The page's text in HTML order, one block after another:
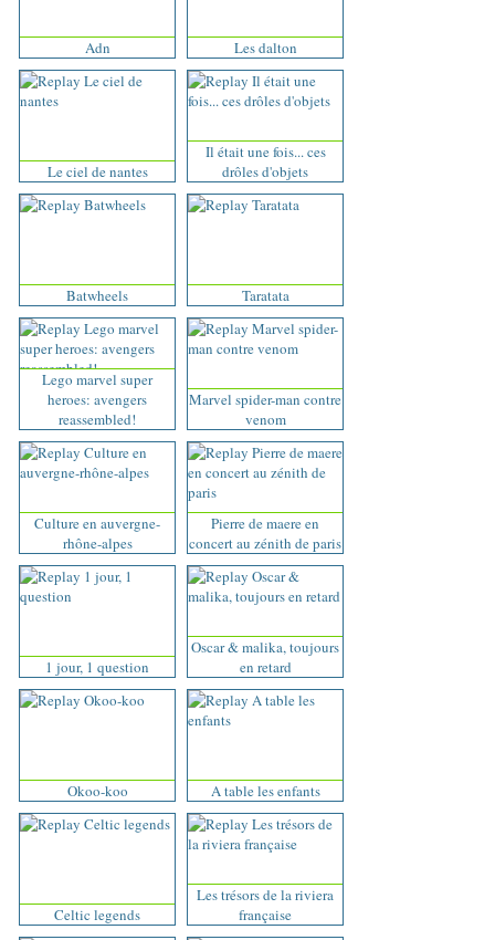
Adn Les dalton
Le ciel de nantes
Il était une fois... ces
drôles d'objets
Batwheels Taratata
Lego marvel super
heroes: avengers
reassembled!
Marvel spider-man contre
venom
Culture en auvergne-
rhône-alpes
Pierre de maere en
concert au zénith de paris
1 jour, 1 question
Oscar & malika, toujours
en retard
Okoo-koo A table les enfants
Celtic legends
Les trésors de la riviera
française